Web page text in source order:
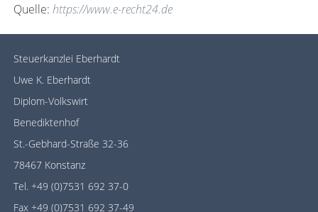
Quelle: https://www.e-recht24.de
Steuerkanzlei Eberhardt
Uwe K. Eberhardt
Diplom-Volkswirt
Benediktenhof
St.-Gebhard-Straße 32-36
78467 Konstanz
Tel. +49 (0)7531 692 37-0
Fax +49 (0)7531 692 37-49